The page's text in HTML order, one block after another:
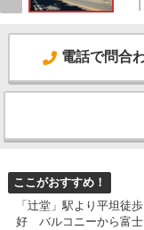
電話で問合
ここがおすすめ！
「辻堂」駅より平坦徒
好 バルコニーから富士